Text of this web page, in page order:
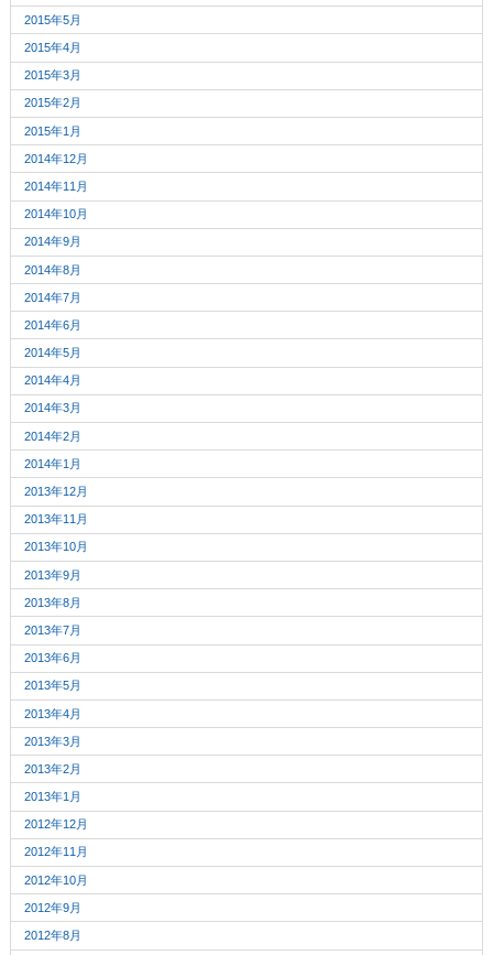
2015年5月
2015年4月
2015年3月
2015年2月
2015年1月
2014年12月
2014年11月
2014年10月
2014年9月
2014年8月
2014年7月
2014年6月
2014年5月
2014年4月
2014年3月
2014年2月
2014年1月
2013年12月
2013年11月
2013年10月
2013年9月
2013年8月
2013年7月
2013年6月
2013年5月
2013年4月
2013年3月
2013年2月
2013年1月
2012年12月
2012年11月
2012年10月
2012年9月
2012年8月